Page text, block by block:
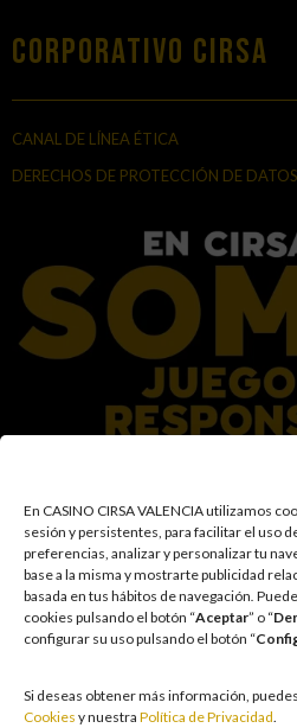
En CASINO CIRSA VALENCIA utilizamos
sesión y persistentes, para facilitar el uso
preferencias, analizar y personalizar tu
base a la misma y mostrarte publicidad
basada en tus hábitos de navegación.
cookies pulsando el botón “Aceptar” o “
configurar su uso pulsando el botón “
Si deseas obtener más información,
Cookies y nuestra Política de Privacidad.
Corporativo Cirsa
CANAL DE LÍNEA ÉTICA
DERECHOS DE PROTECCIÓN DE DATOS
En el Grupo CIRSA promovemos una
garantizando un entorno seguro y
facilitamos medidas e información para
entretenimiento, sin utilizarse como vía
o emocionales. El acceso está prohibido a
personas con acceso restringido conforme
autoexclusión que resulten aplicables.
cultura de prevención y concienciación
las circunstancias individuales. Asimismo,
forma continuada nuestra Cultura de